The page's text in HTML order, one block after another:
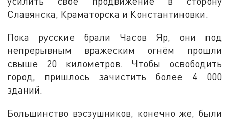
Славянска, Краматорска и Константиновки.
Пока русские брали Часов Яр, они под
непрерывным вражеским огнём прошли
свыше 20 километров. Чтобы освободить
город, пришлось зачистить более 4 000
зданий.
Большинство вэсэушников, конечно же, были